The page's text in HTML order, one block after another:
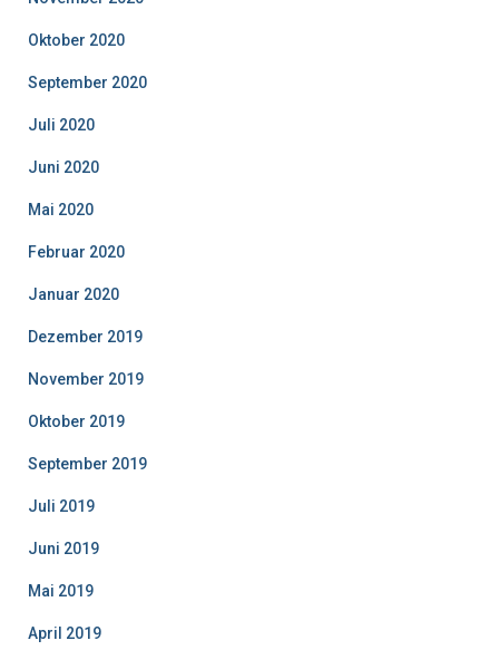
Oktober 2020
September 2020
Juli 2020
Juni 2020
Mai 2020
Februar 2020
Januar 2020
Dezember 2019
November 2019
Oktober 2019
September 2019
Juli 2019
Juni 2019
Mai 2019
April 2019